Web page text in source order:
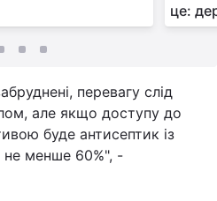
це:
перевагу слід
але якщо доступу до
буде антисептик із
не менше 60%", -